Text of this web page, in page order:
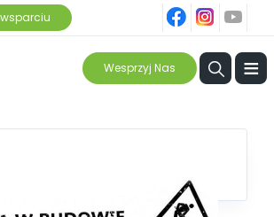
ins
Wesprzyj Nas ≡